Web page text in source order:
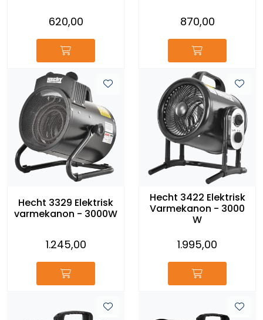
620,00 870,00
Hecht 3329 Elektrisk
varmekanon - 3000W
1.245,00
Hecht 3422 Elektrisk
Varmekanon - 3000
W
1.995,00
Ryggsprøyte
Kampanje
Kataloger